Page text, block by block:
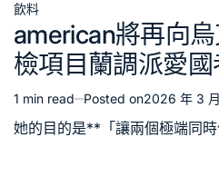
Posted
in
飲料
american將再向
檢項目蘭調派愛
Estimated
read
1 min read Posted on2026 年 3 月
她的目的是**「讓兩個極端同